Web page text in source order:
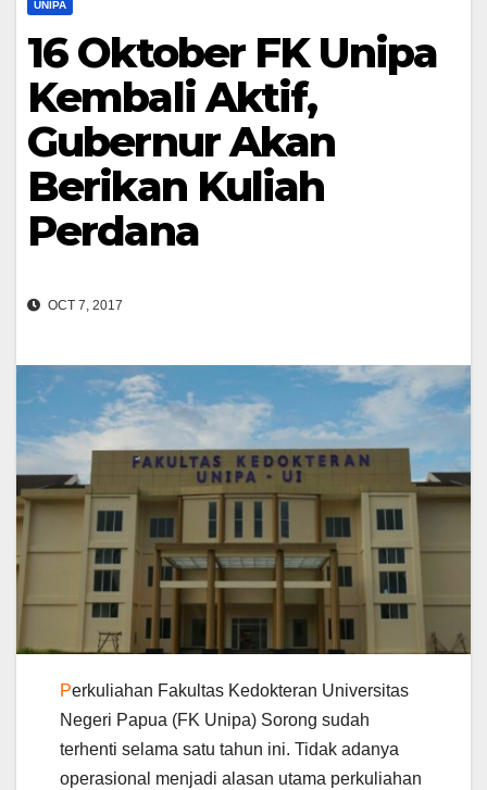
UNIPA
16 Oktober FK Unipa
Kembali Aktif,
Gubernur Akan
Berikan Kuliah
Perdana
OCT 7, 2017
Perkuliahan Fakultas Kedokteran Universitas
Negeri Papua (FK Unipa) Sorong sudah
terhenti selama satu tahun ini. Tidak adanya
operasional menjadi alasan utama perkuliahan